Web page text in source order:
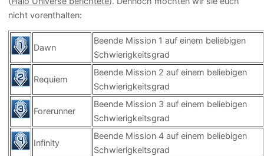
nicht vorenthalten:
Dawn
Beende Mission 1 auf einem beliebigen
Schwierigkeitsgrad
Requiem
Beende Mission 2 auf einem beliebigen
Schwierigkeitsgrad
Forerunner
Beende Mission 3 auf einem beliebigen
Schwierigkeitsgrad
Infinity
Beende Mission 4 auf einem beliebigen
Schwierigkeitsgrad